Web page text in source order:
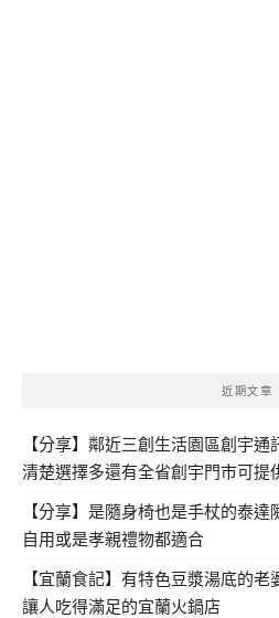
近期文章
【分享】鄰近三創生活園區創宇
清楚選擇多還有全省創宇門市可提
【分享】是隨身椅也是手杖的泰
自用或是孝親禮物都適合
【宜蘭食記】有特色豆漿湯底的
讓人吃得滿足的宜蘭火鍋店